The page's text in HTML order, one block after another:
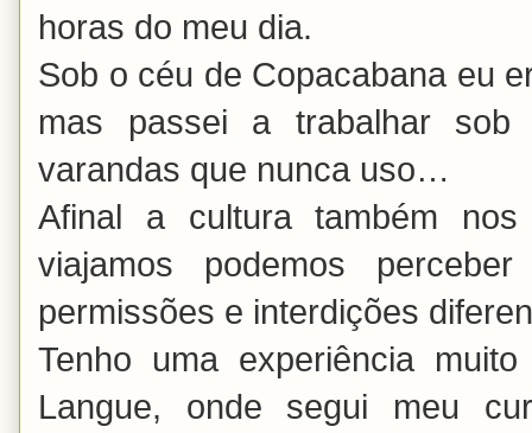
horas do meu dia.
Sob o céu de Copacabana eu
mas passei a trabalhar
varandas que nunca uso…
Afinal a cultura também
viajamos podemos
permissões e interdições
Tenho uma experiência
Langue, onde segui meu